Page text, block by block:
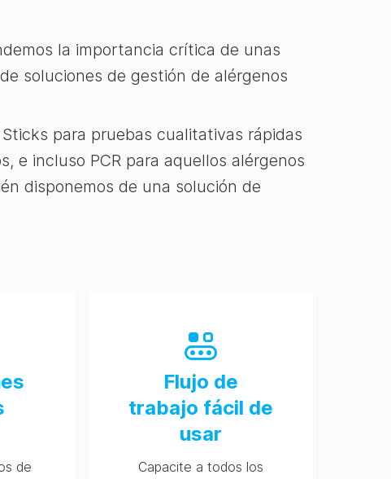
la importancia crítica de unas
soluciones de gestión de alérgenos
Sticks para pruebas cualitativas rápidas
e incluso PCR para aquellos alérgenos
disponemos de una solución de
de
Flujo de
trabajo fácil de
usar
Capacite a todos los